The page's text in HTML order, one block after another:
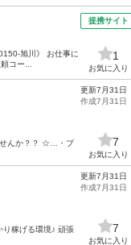
旭川》 お仕事に
コー...
提携サイト
1
お気に入り
せんか？？ ☆…・プ
更新7月31日
作成7月31日
7
お気に入り
り稼げる環境♪ 頑張
更新7月31日
作成7月31日
7
お気に入り